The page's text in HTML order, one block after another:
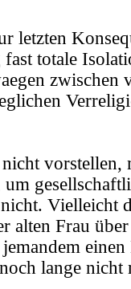
letzten
totale
zwischen
vorstellen,
Vielleicht
alten Frau
lange nicht